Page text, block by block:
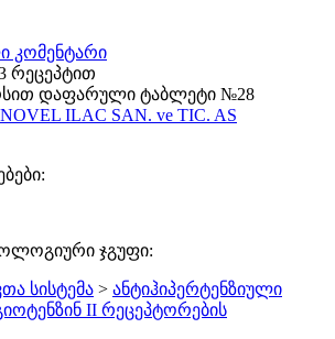
კომენტარი
რეცეპტით
დაფარული ტაბლეტი №28
ILAC SAN. ve TIC. AS
ჯგუფი:
სისტემა > ანტიჰიპერტენზიული
II რეცეპტორების